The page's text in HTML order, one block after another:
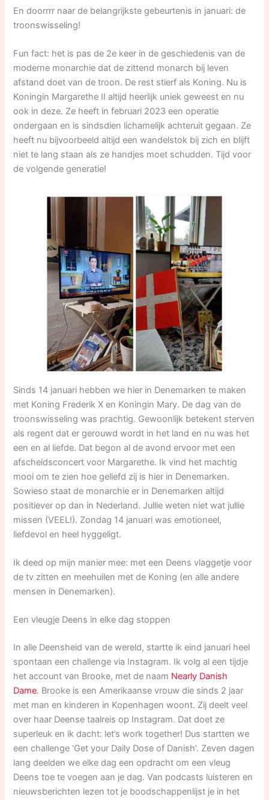
En doorrrr naar de belangrijkste gebeurtenis in januari: de
troonswisseling!
Fun fact: het is pas de 2e keer in de geschiedenis van de
moderne monarchie dat de zittend monarch bij leven
afstand doet van de troon. De rest stierf als Koning. Nu is
Koningin Margarethe II altijd heerlijk uniek geweest en nu
ook in deze. Ze heeft in februari 2023 een operatie
ondergaan en is sindsdien lichamelijk achteruit gegaan. Ze
heeft nu bijvoorbeeld altijd een wandelstok bij zich en blijft
niet te lang staan als ze handjes moet schudden. Tijd voor
de volgende generatie!
Sinds 14 januari hebben we hier in Denemarken te maken
met Koning Frederik X en Koningin Mary. De dag van de
troonswisseling was prachtig. Gewoonlijk betekent sterven
als regent dat er gerouwd wordt in het land en nu was het
een en al liefde. Dat begon al de avond ervoor met een
afscheidsconcert voor Margarethe. Ik vind het machtig
mooi om te zien hoe geliefd zij is hier in Denemarken.
Sowieso staat de monarchie er in Denemarken altijd
positiever op dan in Nederland. Jullie weten niet wat jullie
missen (VEEL!). Zondag 14 januari was emotioneel,
liefdevol en heel hyggeligt.
Ik deed op mijn manier mee: met een Deens vlaggetje voor
de tv zitten en meehuilen met de Koning (en alle andere
mensen in Denemarken).
Een vleugje Deens in elke dag stoppen
In alle Deensheid van de wereld, startte ik eind januari heel
spontaan een challenge via Instagram. Ik volg al een tijdje
het account van Brooke, met de naam Nearly Danish
Dame. Brooke is een Amerikaanse vrouw die sinds 2 jaar
met man en kinderen in Kopenhagen woont. Zij deelt veel
over haar Deense taalreis op Instagram. Dat doet ze
superleuk en ik dacht: let’s work together! Dus startten we
een challenge ‘Get your Daily Dose of Danish’. Zeven dagen
lang deelden we elke dag een opdracht om een vleug
Deens toe te voegen aan je dag. Van podcasts luisteren en
nieuwsberichten lezen tot je boodschappenlijst je in het